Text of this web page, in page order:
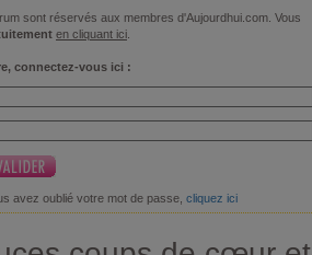
sont réservés aux membres d'Aujourdhui.com. Vous
en cliquant ici
connectez-vous ici :
avez oublié votre mot de passe, cliquez ici